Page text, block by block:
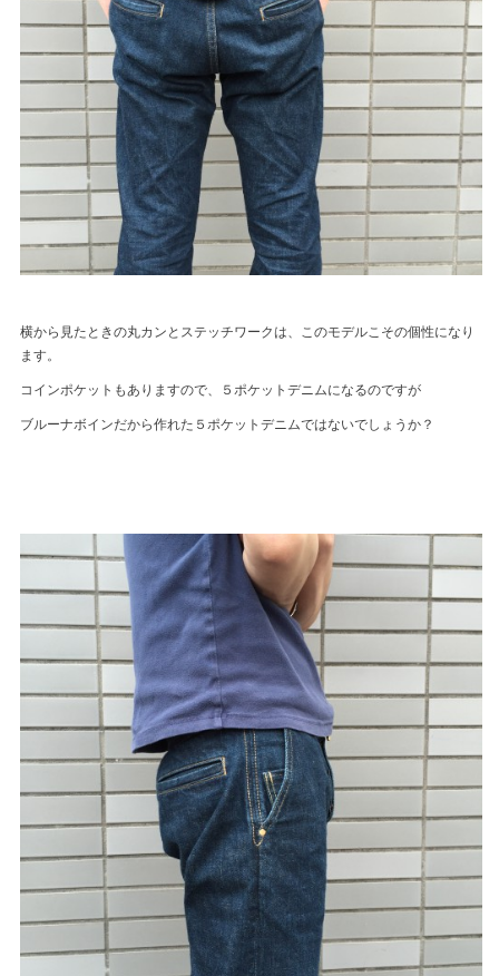
横から見たときの丸カンとステッチワークは、このモデルこその個性になり
ます。
コインポケットもありますので、５ポケットデニムになるのですが
ブルーナボインだから作れた５ポケットデニムではないでしょうか？